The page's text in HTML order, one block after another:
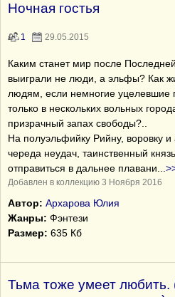
Ночная гостья
1 29.05.2015
Каким станет мир после
выиграли не люди, а эльфы? Как
людям, если немногие уцелевшие
только в нескольких вольных
призрачный запах свободы?..
На полуэльфийку Рийну, воровку и
череда неудач, таинственный
отправиться в дальнее плавани
Добавлен в коллекцию 3 Ноября 2016
Автор: Архарова Юлия
Жанры: Фэнтези
Размер: 635 Кб
Тьма тоже умеет любить.